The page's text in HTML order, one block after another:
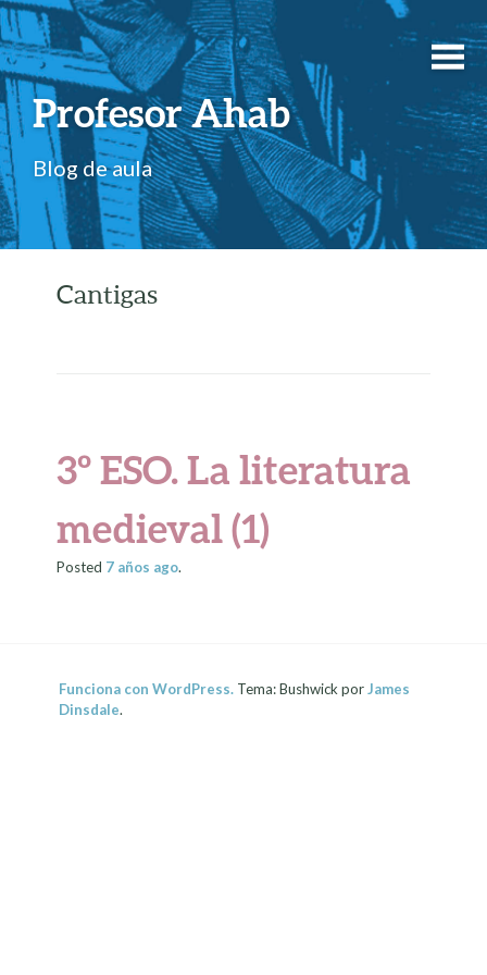
Profesor Ahab
Blog de aula
Cantigas
3º ESO. La literatura
medieval (1)
Posted 7 años ago.
Funciona con WordPress. Tema: Bushwick por James
Dinsdale.